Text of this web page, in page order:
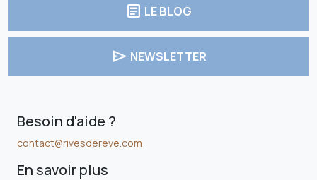
article LE BLOG
send NEWSLETTER
Besoin d'aide ?
contact@rivesdereve.com
En savoir plus